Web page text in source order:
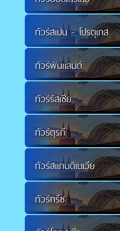
ทัวร์สเปน - โปรตุเกส
ทัวร์ฟินแลนด์
ทัวร์รัสเซีย
ทัวร์ตุรกี
ทัวร์สแกนดิเนเวีย
ทัวร์กรีซ